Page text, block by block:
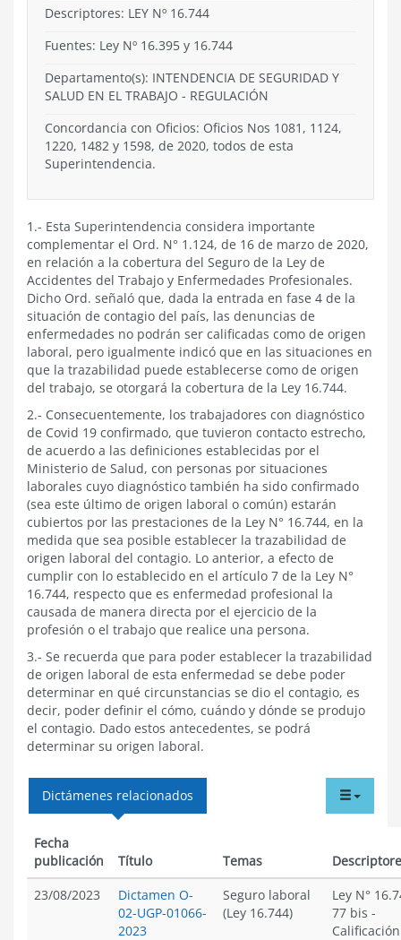
Descriptores: LEY Nº 16.744
Fuentes: Ley Nº 16.395 y 16.744
Departamento(s): INTENDENCIA DE SEGURIDAD Y
SALUD EN EL TRABAJO - REGULACIÓN
Concordancia con Oficios: Oficios Nos 1081, 1124,
1220, 1482 y 1598, de 2020, todos de esta
Superintendencia.
1.- Esta Superintendencia considera importante
complementar el Ord. N° 1.124, de 16 de marzo de 2020,
en relación a la cobertura del Seguro de la Ley de
Accidentes del Trabajo y Enfermedades Profesionales.
Dicho Ord. señaló que, dada la entrada en fase 4 de la
situación de contagio del país, las denuncias de
enfermedades no podrán ser calificadas como de origen
laboral, pero igualmente indicó que en las situaciones en
que la trazabilidad puede establecerse como de origen
del trabajo, se otorgará la cobertura de la Ley 16.744.
2.- Consecuentemente, los trabajadores con diagnóstico
de Covid 19 confirmado, que tuvieron contacto estrecho,
de acuerdo a las definiciones establecidas por el
Ministerio de Salud, con personas por situaciones
laborales cuyo diagnóstico también ha sido confirmado
(sea este último de origen laboral o común) estarán
cubiertos por las prestaciones de la Ley N° 16.744, en la
medida que sea posible establecer la trazabilidad de
origen laboral del contagio. Lo anterior, a efecto de
cumplir con lo establecido en el artículo 7 de la Ley N°
16.744, respecto que es enfermedad profesional la
causada de manera directa por el ejercicio de la
profesión o el trabajo que realice una persona.
3.- Se recuerda que para poder establecer la trazabilidad
de origen laboral de esta enfermedad se debe poder
determinar en qué circunstancias se dio el contagio, es
decir, poder definir el cómo, cuándo y dónde se produjo
el contagio. Dado estos antecedentes, se podrá
determinar su origen laboral.
menu
Dictámenes relacionados
Fecha
publicación
Título Temas
23/08/2023
Dictamen O-
02-UGP-01066-
2023
Seguro laboral
(Ley 16.744)
Ley N°
77 bis -
Calificación